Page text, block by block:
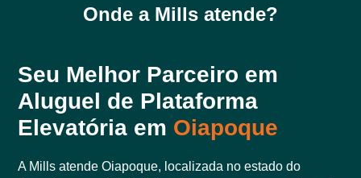
Onde a Mills atende?
Seu Melhor Parceiro em
Aluguel de Plataforma
Elevatória em Oiapoque
A Mills atende Oiapoque, localizada no estado do